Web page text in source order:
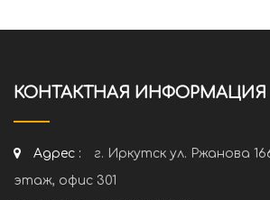
КОНТАКТНАЯ ИНФОРМАЦИЯ
Адрес :
г. Иркутск ул. Ржанова
этаж, офис 301